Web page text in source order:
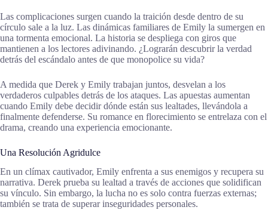
Las complicaciones surgen cuando la traición desde dentro de su
círculo sale a la luz. Las dinámicas familiares de Emily la sumergen en
una tormenta emocional. La historia se despliega con giros que
mantienen a los lectores adivinando. ¿Lograrán descubrir la verdad
detrás del escándalo antes de que monopolice su vida?
A medida que Derek y Emily trabajan juntos, desvelan a los
verdaderos culpables detrás de los ataques. Las apuestas aumentan
cuando Emily debe decidir dónde están sus lealtades, llevándola a
finalmente defenderse. Su romance en florecimiento se entrelaza con el
drama, creando una experiencia emocionante.
Una Resolución Agridulce
En un clímax cautivador, Emily enfrenta a sus enemigos y recupera su
narrativa. Derek prueba su lealtad a través de acciones que solidifican
su vínculo. Sin embargo, la lucha no es solo contra fuerzas externas;
también se trata de superar inseguridades personales.